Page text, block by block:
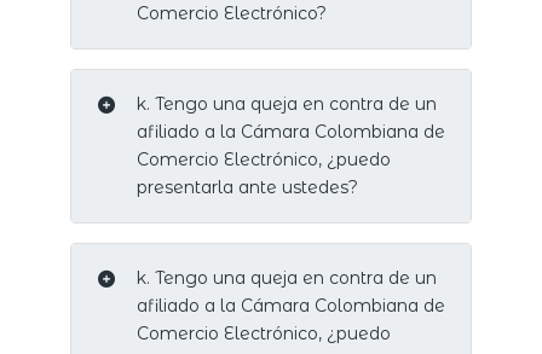
Comercio Electrónico?
k. Tengo una queja en contra de un
afiliado a la Cámara Colombiana de
Comercio Electrónico, ¿puedo
presentarla ante ustedes?
k. Tengo una queja en contra de un
afiliado a la Cámara Colombiana de
Comercio Electrónico, ¿puedo